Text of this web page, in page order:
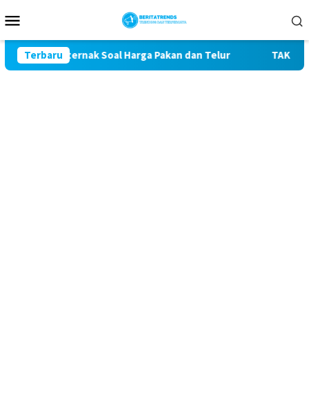
ke
Mobile
Terbaru
Peternak Soal Harga Pakan dan Telur TAK MAU